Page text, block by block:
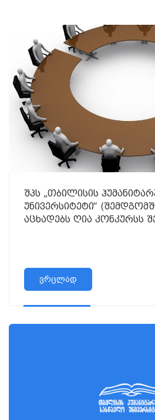
შპს „თბილისის
უნივერსიტეტი“
აცხადებს ღია კონკურსს
ვრცლად